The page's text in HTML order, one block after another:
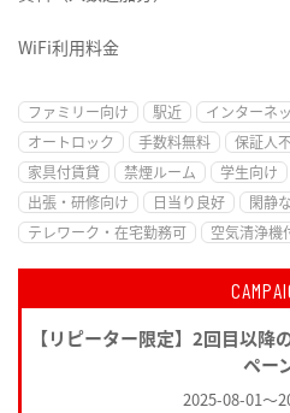
WiFi利用料金
ファミリー向け 駅近 インターネ
オートロック
手数料無料 保証人
家具付賃貸
禁煙ルーム 学生向け
出張・研修向け
日当り良好 閑静
テレワーク・在宅勤務可
空気清浄機
【リピーター限定】2回目以
ペー
2025-08-01～